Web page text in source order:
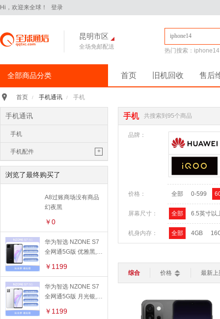
Hi，欢迎来全球！ 登录
昆明市区
全场免邮配送
热门搜索： iphone14
全部商品分类
手机通讯
iPhone16Pro
华为Pura70
华为 nova14 Pro
平板电脑
华为 MatePad Pro 2025款
手机配件
保护膜
保护壳 数据线
华为
轻薄本
路由器
键盘 鼠标
智能家居
>
加湿器
灯光设备
智能电视
智能穿戴
智能手表
首页 旧机回收 售后
首页 / 手机通讯 / 手机
手机通讯
手机
手机配件 +
移动电源
苹果保护壳
华为保护壳
OPPO保护壳
手机周边
手机贴膜
苹果保护膜
浏览了最终购买了
A8过账商场没有商品
幻夜黑
￥0
华为智选 NZONE S7
全网通5G版 优雅黑,6
￥1199
华为智选 NZONE S7
全网通5G版 月光银,6
￥1199
手机 共搜索到95个商品
品牌：
价格： 全部 0-599
屏幕尺寸： 全部 6.5英寸以
机身内存： 全部 4GB
网络制式： 全部 5G网络
综合 价格 最新上